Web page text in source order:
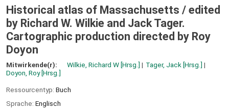
Historical atlas of Massachusetts / edited
by Richard W. Wilkie and Jack Tager.
Cartographic production directed by Roy
Doyon
Mitwirkende(r): Wilkie, Richard W [Hrsg.] Tager, Jack [Hrsg.]
Doyon, Roy[Hrsg.]
Ressourcentyp: Buch
Sprache: Englisch